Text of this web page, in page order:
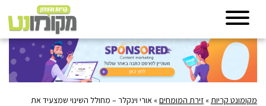
מקומונט קריות » זירת המומחים» אורי וינקלר – מחולל השינוי שמצעיד את